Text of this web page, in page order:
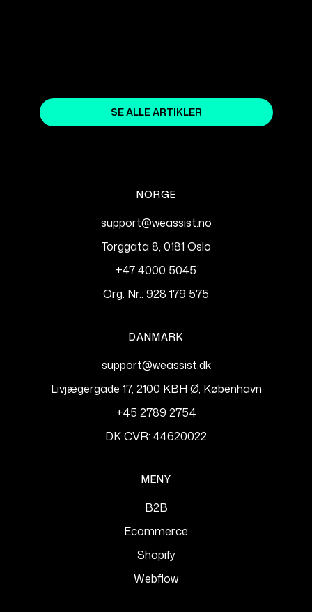
SE ALLE ARTIKLER
NORGE
support@weassist.no
Torggata 8, 0181 Oslo
+47 4000 5045
Org. Nr.: 928 179 575
DANMARK
support@weassist.dk
Livjægergade 17, 2100 KBH Ø, København
+45 2789 2754
DK CVR: 44620022
MENY
B2B
Ecommerce
Shopify
Webflow